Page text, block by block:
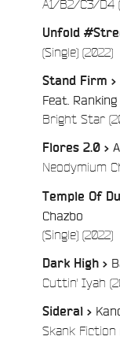
A1/B2/C3/D4
Unfold
(Single) (2022)/
Stand Firm >
Feat.
Bright Star
Flores 2.0 >
Neodymium
Temple Of
Chazbo
(Single) (2022)/
Dark High >
Cuttin' Iyah
Sideral >
Skank Fiction